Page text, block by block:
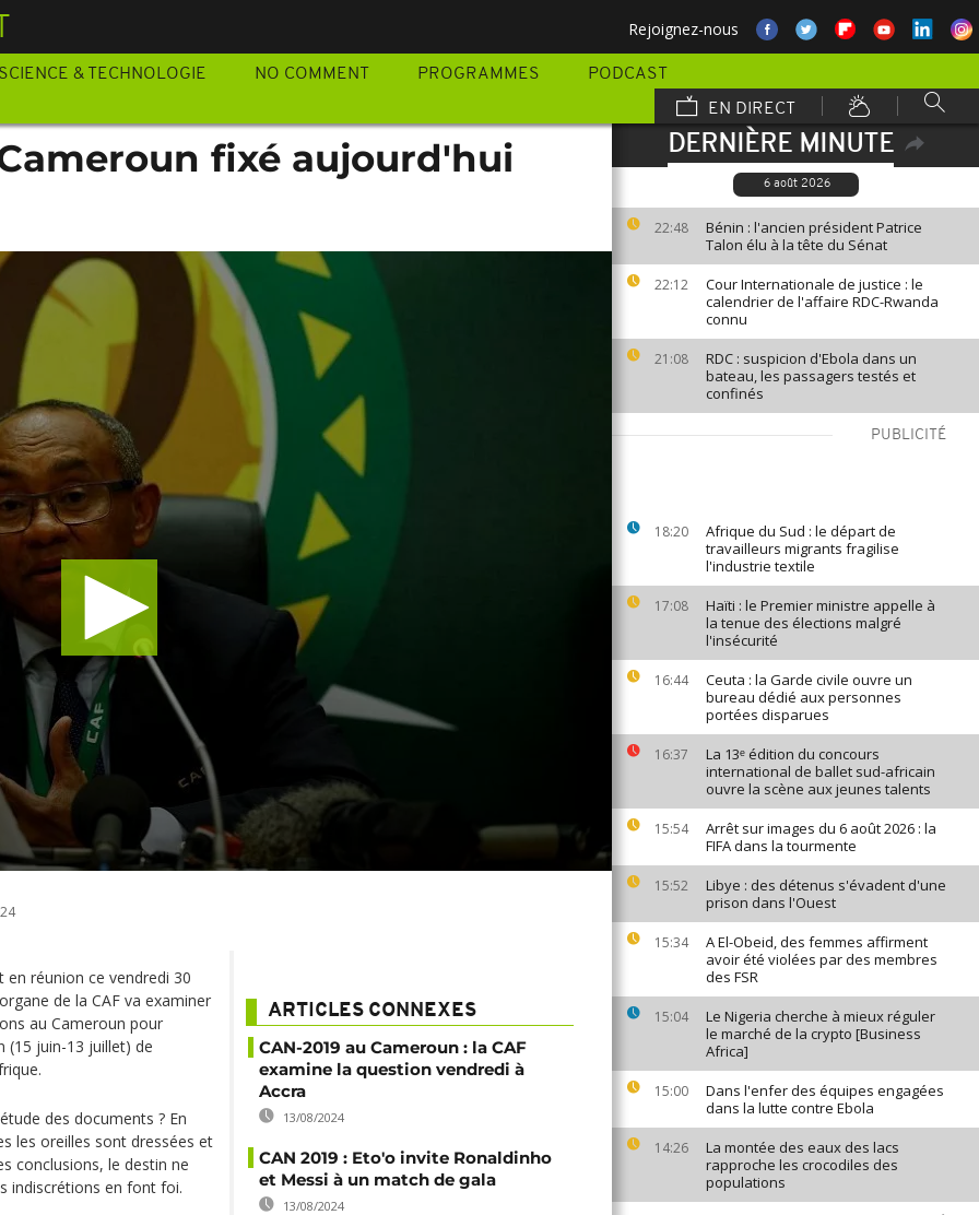
Rejoignez-nous
SCIENCE & TECHNOLOGIE NO COMMENT PROGRAMMES
PODCAST
EN DIRECT
DERNIÈRE MINUTE
6 août 2026
22:48
Bénin : l'ancien président Patrice
Talon élu à la tête du Sénat
22:12
Cour Internationale de justice : le
calendrier de l'affaire RDC-Rwanda
connu
21:08
RDC : suspicion d'Ebola dans un
bateau, les passagers testés et
confinés
PUBLICITÉ
18:20
Afrique du Sud : le départ de
travailleurs migrants fragilise
l'industrie textile
17:08
Haïti : le Premier ministre appelle à
la tenue des élections malgré
l'insécurité
16:44
Ceuta : la Garde civile ouvre un
bureau dédié aux personnes
portées disparues
16:37
La 13ᵉ édition du concours
international de ballet sud-africain
ouvre la scène aux jeunes talents
15:54
Arrêt sur images du 6 août 2026 : la
FIFA dans la tourmente
15:52
Libye : des détenus s'évadent d'une
prison dans l'Ouest
15:34
A El-Obeid, des femmes affirment
avoir été violées par des membres
des FSR
15:04
Le Nigeria cherche à mieux réguler
le marché de la crypto [Business
Africa]
15:00
Dans l'enfer des équipes engagées
dans la lutte contre Ebola
14:26
La montée des eaux des lacs
rapproche les crocodiles des
populations
Cameroun fixé aujourd'hui
en réunion ce vendredi 30
de la CAF va examiner
au Cameroun pour
(15 juin-13 juillet) de
des documents ? En
les oreilles sont dressées et
conclusions, le destin ne
indiscrétions en font foi.
ARTICLES CONNEXES
CAN-2019 au Cameroun : la CAF
examine la question vendredi à
Accra
13/08/2024
CAN 2019 : Eto'o invite Ronaldinho
et Messi à un match de gala
13/08/2024